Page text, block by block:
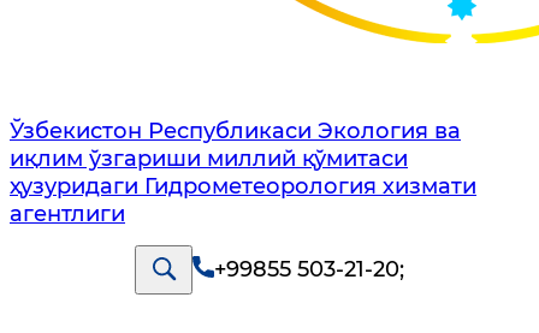
Ўзбекистон Республикаси Экология ва
иқлим ўзгариши миллий қўмитаси
ҳузуридаги Гидрометеорология хизмати
агентлиги
+99855 503-21-20;